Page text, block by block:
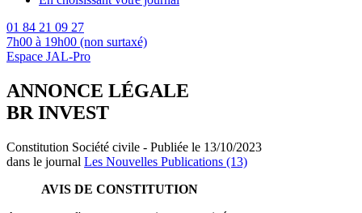
01 84 21 09 27
7h00 à 19h00 (non surtaxé)
Espace JAL-Pro
ANNONCE LÉGALE
BR INVEST
Constitution Société civile - Publiée le 13/10/2023
dans le journal Les Nouvelles Publications (13)
AVIS DE CONSTITUTION